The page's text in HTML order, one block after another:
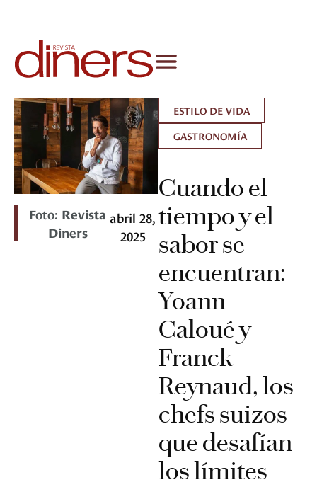
Foto: Revista
Diners
abril 28,
2025
ESTILO DE VIDA
GASTRONOMÍA
Cuando el
tiempo y el
sabor se
encuentran:
Yoann
Caloué y
Franck
Reynaud, los
chefs suizos
que desafían
los límites